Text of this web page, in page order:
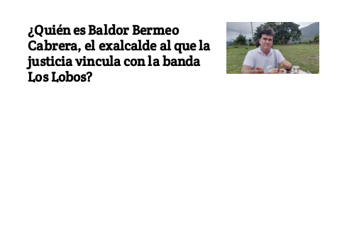
¿Quién es Baldor Bermeo
Cabrera, el exalcalde al que la
justicia vincula con la banda
Los Lobos?